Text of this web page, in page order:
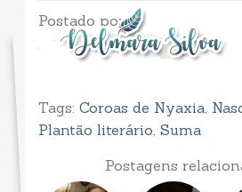
Postado por
Tags: Coroas de Nyaxia,
Plantão literário Suma
Postagens